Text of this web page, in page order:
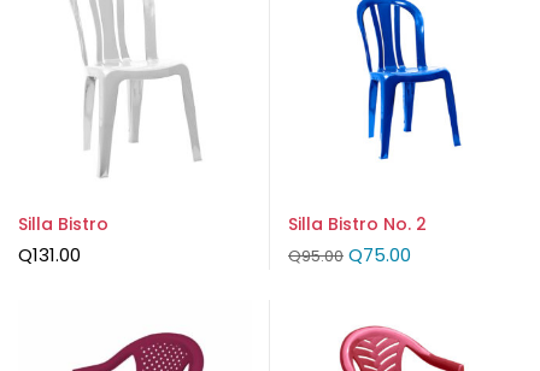
Silla Bistro
Q131.00
Silla Bistro No. 2
Q95.00 Q75.00